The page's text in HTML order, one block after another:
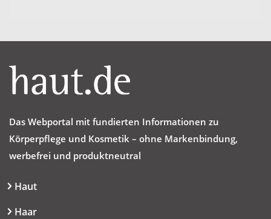
Das Webportal mit fundierten Informationen zu
Körperpflege und Kosmetik – ohne Markenbindung,
werbefrei und produktneutral
Haut
Haar